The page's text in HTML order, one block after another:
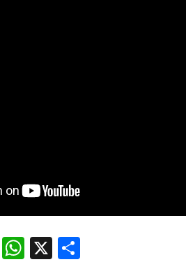
Pinterest
WhatsApp
X